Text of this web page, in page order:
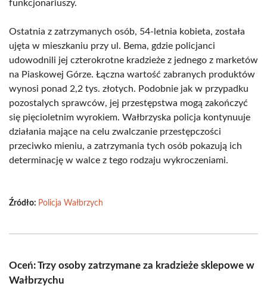
funkcjonariuszy.
Ostatnia z zatrzymanych osób, 54-letnia kobieta, została
ujęta w mieszkaniu przy ul. Bema, gdzie policjanci
udowodnili jej czterokrotne kradzieże z jednego z marketów
na Piaskowej Górze. Łączna wartość zabranych produktów
wynosi ponad 2,2 tys. złotych. Podobnie jak w przypadku
pozostalych sprawców, jej przestępstwa mogą zakończyć
się pięcioletnim wyrokiem. Wałbrzyska policja kontynuuje
działania mające na celu zwalczanie przestępczości
przeciwko mieniu, a zatrzymania tych osób pokazują ich
determinację w walce z tego rodzaju wykroczeniami.
Źródło: Policja Wałbrzych
Oceń: Trzy osoby zatrzymane za kradzieże sklepowe w
Wałbrzychu